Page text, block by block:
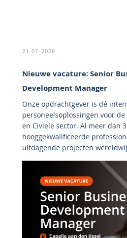
21-07-2026
Nieuwe vacature: Senior
Development Manager
Onze opdrachtgever is dé
personeelsoplossingen voor
en Civiele sector. Al meer dan
hooggekwalificeerde
uitdagende projecten